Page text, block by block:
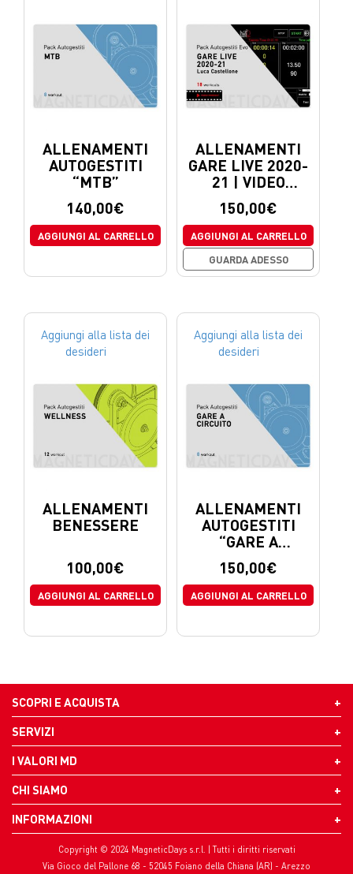
ALLENAMENTI
AUTOGESTITI
“MTB”
140,00€
AGGIUNGI AL CARRELLO
ALLENAMENTI
GARE LIVE 2020-
21 | VIDEO
WORKOUTS
150,00€
AGGIUNGI AL CARRELLO
GUARDA ADESSO
Aggiungi alla lista dei
desideri
ALLENAMENTI
BENESSERE
100,00€
AGGIUNGI AL CARRELLO
Aggiungi alla lista dei
desideri
ALLENAMENTI
AUTOGESTITI
“GARE A
CIRCUITO”
150,00€
AGGIUNGI AL CARRELLO
SCOPRI E ACQUISTA
SERVIZI
I VALORI MD
CHI SIAMO
INFORMAZIONI
Copyright © 2024 MagneticDays s.r.l. | Tutti i diritti riservati
Via Gioco del Pallone 68 - 52045 Foiano della Chiana (AR) - Arezzo